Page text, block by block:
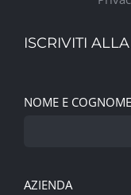
ISCRIVITI
NOME E COGNOME
AZIENDA